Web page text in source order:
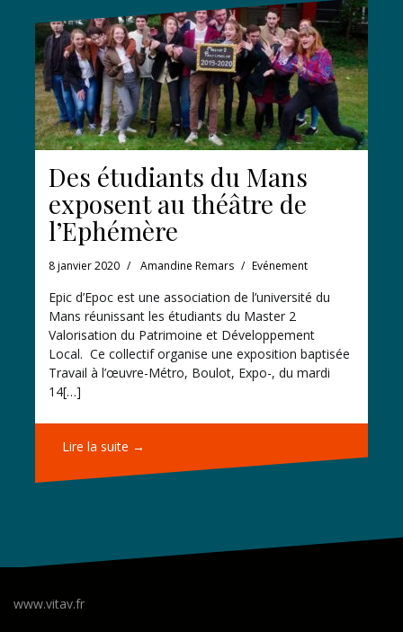
Des étudiants du Mans
exposent au théâtre de
l’Ephémère
8 janvier 2020 Amandine Remars Evénement
Epic d’Epoc est une association de l’université du
Mans réunissant les étudiants du Master 2
Valorisation du Patrimoine et Développement
Local. Ce collectif organise une exposition baptisée
Travail à l’œuvre-Métro, Boulot, Expo-, du mardi
14[…]
Lire la suite →
www.vitav.fr